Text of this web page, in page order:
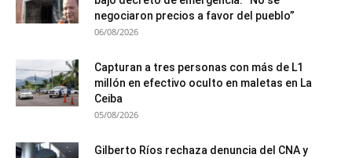
negociaron precios a favor del pueblo”
06/08/2026
Capturan a tres personas con más de L1
millón en efectivo oculto en maletas en La
Ceiba
05/08/2026
Gilberto Ríos rechaza denuncia del CNA y